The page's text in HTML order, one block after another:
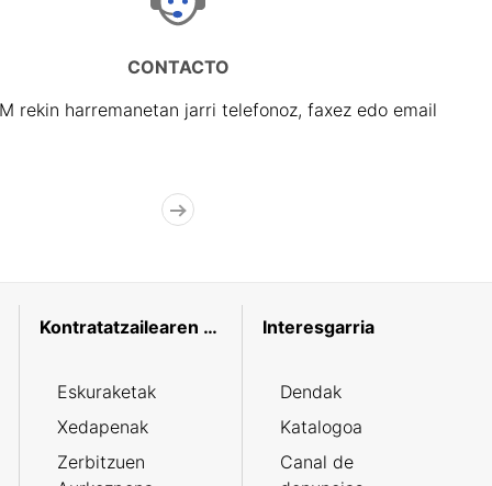
CONTACTO
rekin harremanetan jarri telefonoz, faxez edo email
Kontratatzailearen profila
Eskuraketak
Xedapenak
Zerbitzuen
Interesgarria
Dendak
Katalogoa
Canal de